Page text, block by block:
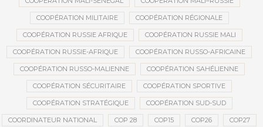
COOPÉRATION MILITAIRE COOPÉRATION RÉGIONALE
COOPÉRATION RUSSIE AFRIQUE COOPÉRATION RUSSIE MALI
COOPÉRATION RUSSIE-AFRIQUE COOPÉRATION RUSSO-AFRICAINE
COOPÉRATION RUSSO-MALIENNE COOPÉRATION SAHÉLIENNE
COOPÉRATION SÉCURITAIRE COOPÉRATION SPORTIVE
COOPÉRATION STRATÉGIQUE COOPÉRATION SUD-SUD
COORDINATEUR NATIONAL COP 28 COP15 COP26 COP27